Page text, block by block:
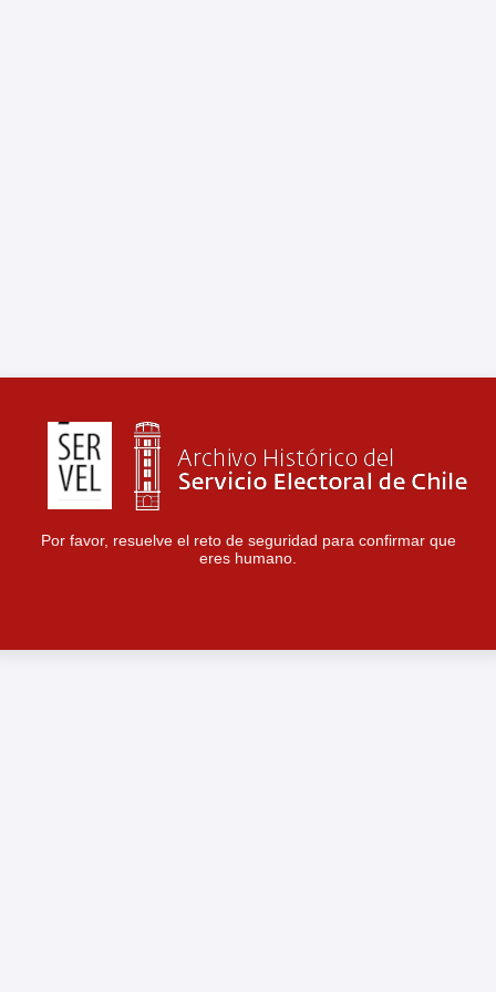
Por favor, resuelve el reto de seguridad para confirmar que
eres humano.